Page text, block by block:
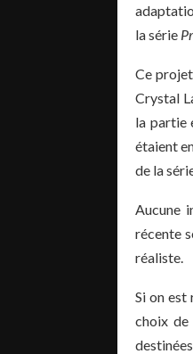
la série
Ce
Crystal
la partie
étaient
de la
Aucune
récente
réaliste.
Si on est
choix de